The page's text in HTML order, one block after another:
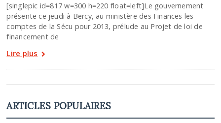
[singlepic id=817 w=300 h=220 float=left]Le gouvernement
présente ce jeudi à Bercy, au ministère des Finances les
comptes de la Sécu pour 2013, prélude au Projet de loi de
financement de
Lire plus
ARTICLES POPULAIRES